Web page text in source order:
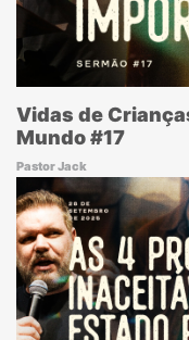
Vidas de
Mundo #17
Pastor Jack